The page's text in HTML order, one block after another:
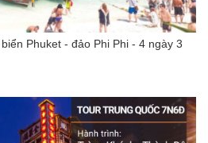
Phuket - đảo Phi Phi - 4 ngày 3